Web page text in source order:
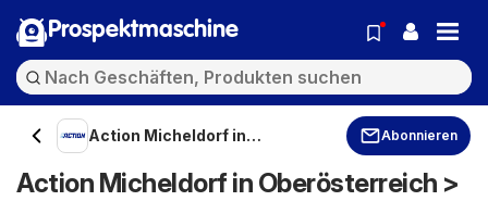
Prospektmaschine
Action Micheldorf in
Abonnieren
Action Micheldorf in Oberösterreich >